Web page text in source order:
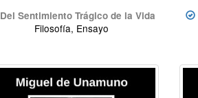
Del Sentimiento Trágico de la Vida
Filosofía, Ensayo